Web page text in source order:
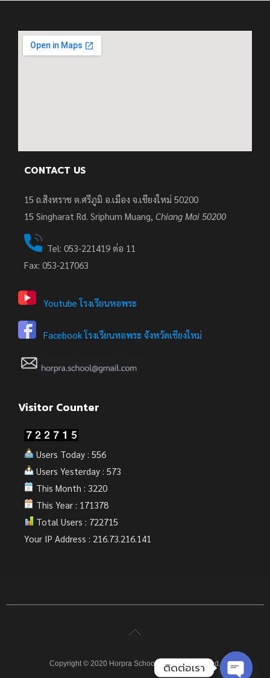
CONTACT US
15 ถ.สิงหราช ต.ศรีภูมิ อ.เมือง จ.เชียงใหม่ 50200
15 Singharat Rd. Sriphum Muang, Chiang Mai 50200
Tel: 053-221419 ต่อ 11
Fax: 053-217063
Youtube โรงเรียนหอพระ
Facebook โรงเรียนหอพระ จังหวัดเชียงใหม่
Visitor Counter
Users Today : 556
Users Yesterday : 573
This Month : 3220
This Year : 171378
Total Users : 722715
Your IP Address : 216.73.216.141
Copyright © 2020 Horpra School. All rights reserved.
ติดต่อเรา